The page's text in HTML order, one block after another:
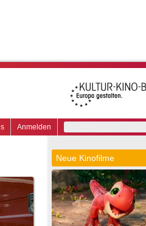
Anmelden
Neue Kinofilme